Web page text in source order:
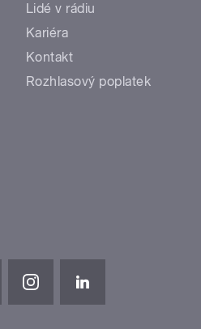
Lidé v rádiu
Kariéra
Kontakt
Rozhlasový poplatek